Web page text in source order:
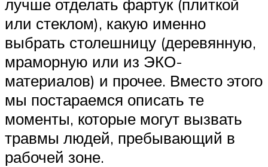
лучше отделать фартук (плиткой
или стеклом), какую именно
выбрать столешницу (деревянную,
мраморную или из ЭКО-
материалов) и прочее. Вместо этого
мы постараемся описать те
моменты, которые могут вызвать
травмы людей, пребывающий в
рабочей зоне.